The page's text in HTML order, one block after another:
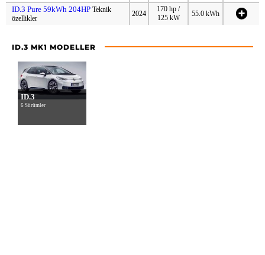
ID.3 Pure 59kWh 204HP Teknik
özellikler
2024
170 hp /
125 kW
55.0 kWh
ID.3 MK1 MODELLER
ID.3
6 Sürümler